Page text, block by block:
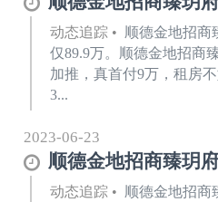
动态追踪 • 顺德金地招商
仅89.9万。顺德金地招商
加推，真首付9万，租房
3...
2023-06-23
动态追踪 • 顺德金地招商